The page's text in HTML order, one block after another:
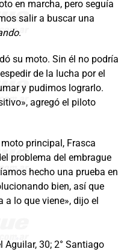
en marcha, pero seguía
salir a buscar una
.
su moto. Sin él no podría
de la lucha por el
y pudimos lograrlo.
agregó el piloto
principal, Frasca
problema del embrague
hecho una prueba en
bien, así que
a lo que viene», dijo el
Aguilar, 30; 2° Santiago